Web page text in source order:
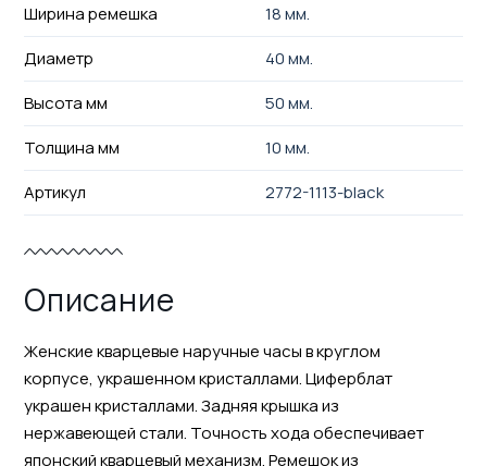
Ширина ремешка
18 мм.
Диаметр
40 мм.
Высота мм
50 мм.
Толщина мм
10 мм.
Артикул
2772-1113-black
Описание
Женские кварцевые наручные часы в круглом
корпусе, украшенном кристаллами. Циферблат
украшен кристаллами. Задняя крышка из
нержавеющей стали. Точность хода обеспечивает
японский кварцевый механизм. Ремешок из